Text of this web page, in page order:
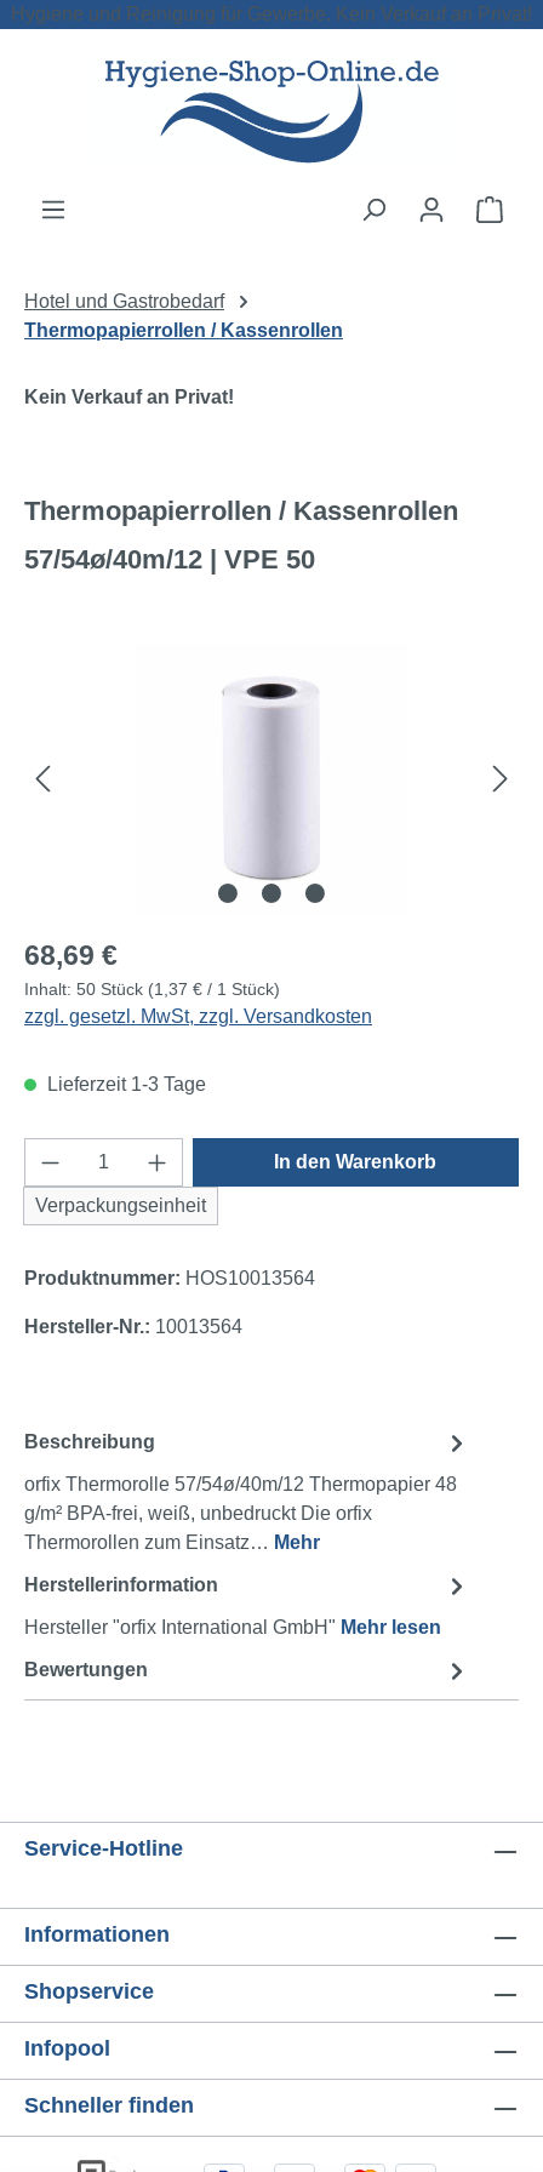
Zum Hauptinhalt springen
Hygiene und Reinigung für Gewerbe. Kein Verkauf an Privat!
Hotel und Gastrobedarf
Thermopapierrollen / Kassenrollen
Kein Verkauf an Privat!
Thermopapierrollen / Kassenrollen
57/54ø/40m/12 | VPE 50
Regulärer Preis:
68,69 €
Inhalt: 50 Stück (1,37 € / 1 Stück)
zzgl. gesetzl. MwSt, zzgl. Versandkosten
Lieferzeit 1-3 Tage
Produkt Anzahl: Gib den gewünschten
Verpackungseinheit
In den Warenkorb
Produktnummer: HOS10013564
Hersteller-Nr.: 10013564
Beschreibung
orfix Thermorolle 57/54ø/40m/12 Thermopapier 48
g/m² BPA-frei, weiß, unbedruckt Die orfix
Thermorollen zum Einsatz… Mehr
Herstellerinformation
Hersteller "orfix International GmbH" Mehr lesen
Bewertungen
Service-Hotline
Informationen
Shopservice
Infopool
Schneller finden